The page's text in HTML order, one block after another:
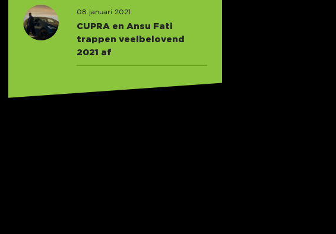
08 januari 2021
CUPRA en Ansu Fati
trappen veelbelovend
2021 af